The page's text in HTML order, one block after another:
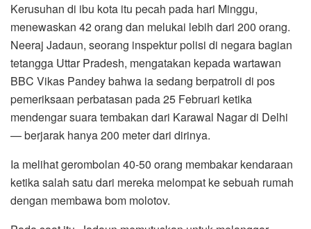
k
p
m
Kerusuhan di ibu kota itu pecah pada hari Minggu,
menewaskan 42 orang dan melukai lebih dari 200 orang.
Neeraj Jadaun, seorang inspektur polisi di negara bagian
tetangga Uttar Pradesh, mengatakan kepada wartawan
BBC Vikas Pandey bahwa ia sedang berpatroli di pos
pemeriksaan perbatasan pada 25 Februari ketika
mendengar suara tembakan dari Karawal Nagar di Delhi
— berjarak hanya 200 meter dari dirinya.
Ia melihat gerombolan 40-50 orang membakar kendaraan
ketika salah satu dari mereka melompat ke sebuah rumah
dengan membawa bom molotov.